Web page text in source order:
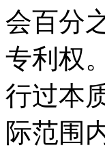
会百分
专利权
行过本
际范围